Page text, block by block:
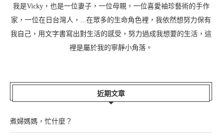
我是Vicky，也是一位妻子，一位母親，一位喜愛袖珍藝術的手作
家，一位在日台灣人，...在眾多的生命角色裡，我依然想努力保有
我自己，用文字書寫出對生活的感受，努力過成我想要的生活，這
裡是屬於我的寧靜小角落。
近期文章
煮婦媽媽，忙什麼？